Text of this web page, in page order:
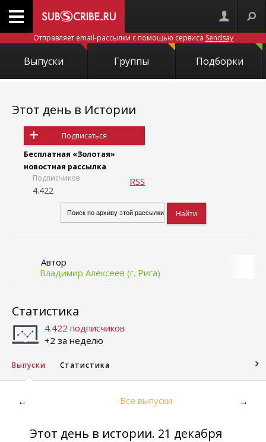
Отправляет email-рассылки с помощью сервиса Sendsay
Выпуски Группы Подборки
Этот день в Истории
Подписаться
Бесплатная «Золотая»
новостная рассылка
Подписчиков
4.422
RSS
Автор
Владимир Алексеев (г. Рига)
Статистика
4.422 подписчиков
+2 за неделю
Выпуски Статистика
← Все выпуски →
Этот день в истории. 21 декабря